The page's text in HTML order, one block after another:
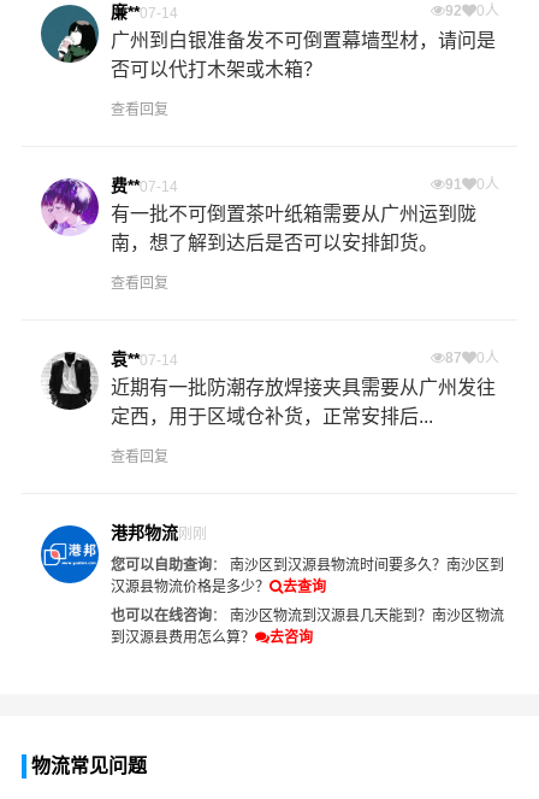
廉**07-14 92 0人
广州到白银准备发不可倒置幕墙型材，请问是
否可以代打木架或木箱？
查看回复
费**07-14 91 0人
有一批不可倒置茶叶纸箱需要从广州运到陇
南，想了解到达后是否可以安排卸货。
查看回复
袁**07-14 87 0人
近期有一批防潮存放焊接夹具需要从广州发往
定西，用于区域仓补货，正常安排后...
查看回复
港邦物流刚刚
您可以自助查询： 南沙区到汉源县物流时间要多久？ 南沙区到
汉源县物流价格是多少？
去查询
也可以在线咨询： 南沙区物流到汉源县几天能到？ 南沙区物流
到汉源县费用怎么算？
去咨询
物流常见问题